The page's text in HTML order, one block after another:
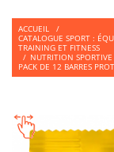
ACCUEIL
/
CATALOGUE SPORT :
TRAINING ET FITNESS
/ NUTRITION SPORTIVE
PACK DE 12 BARRES